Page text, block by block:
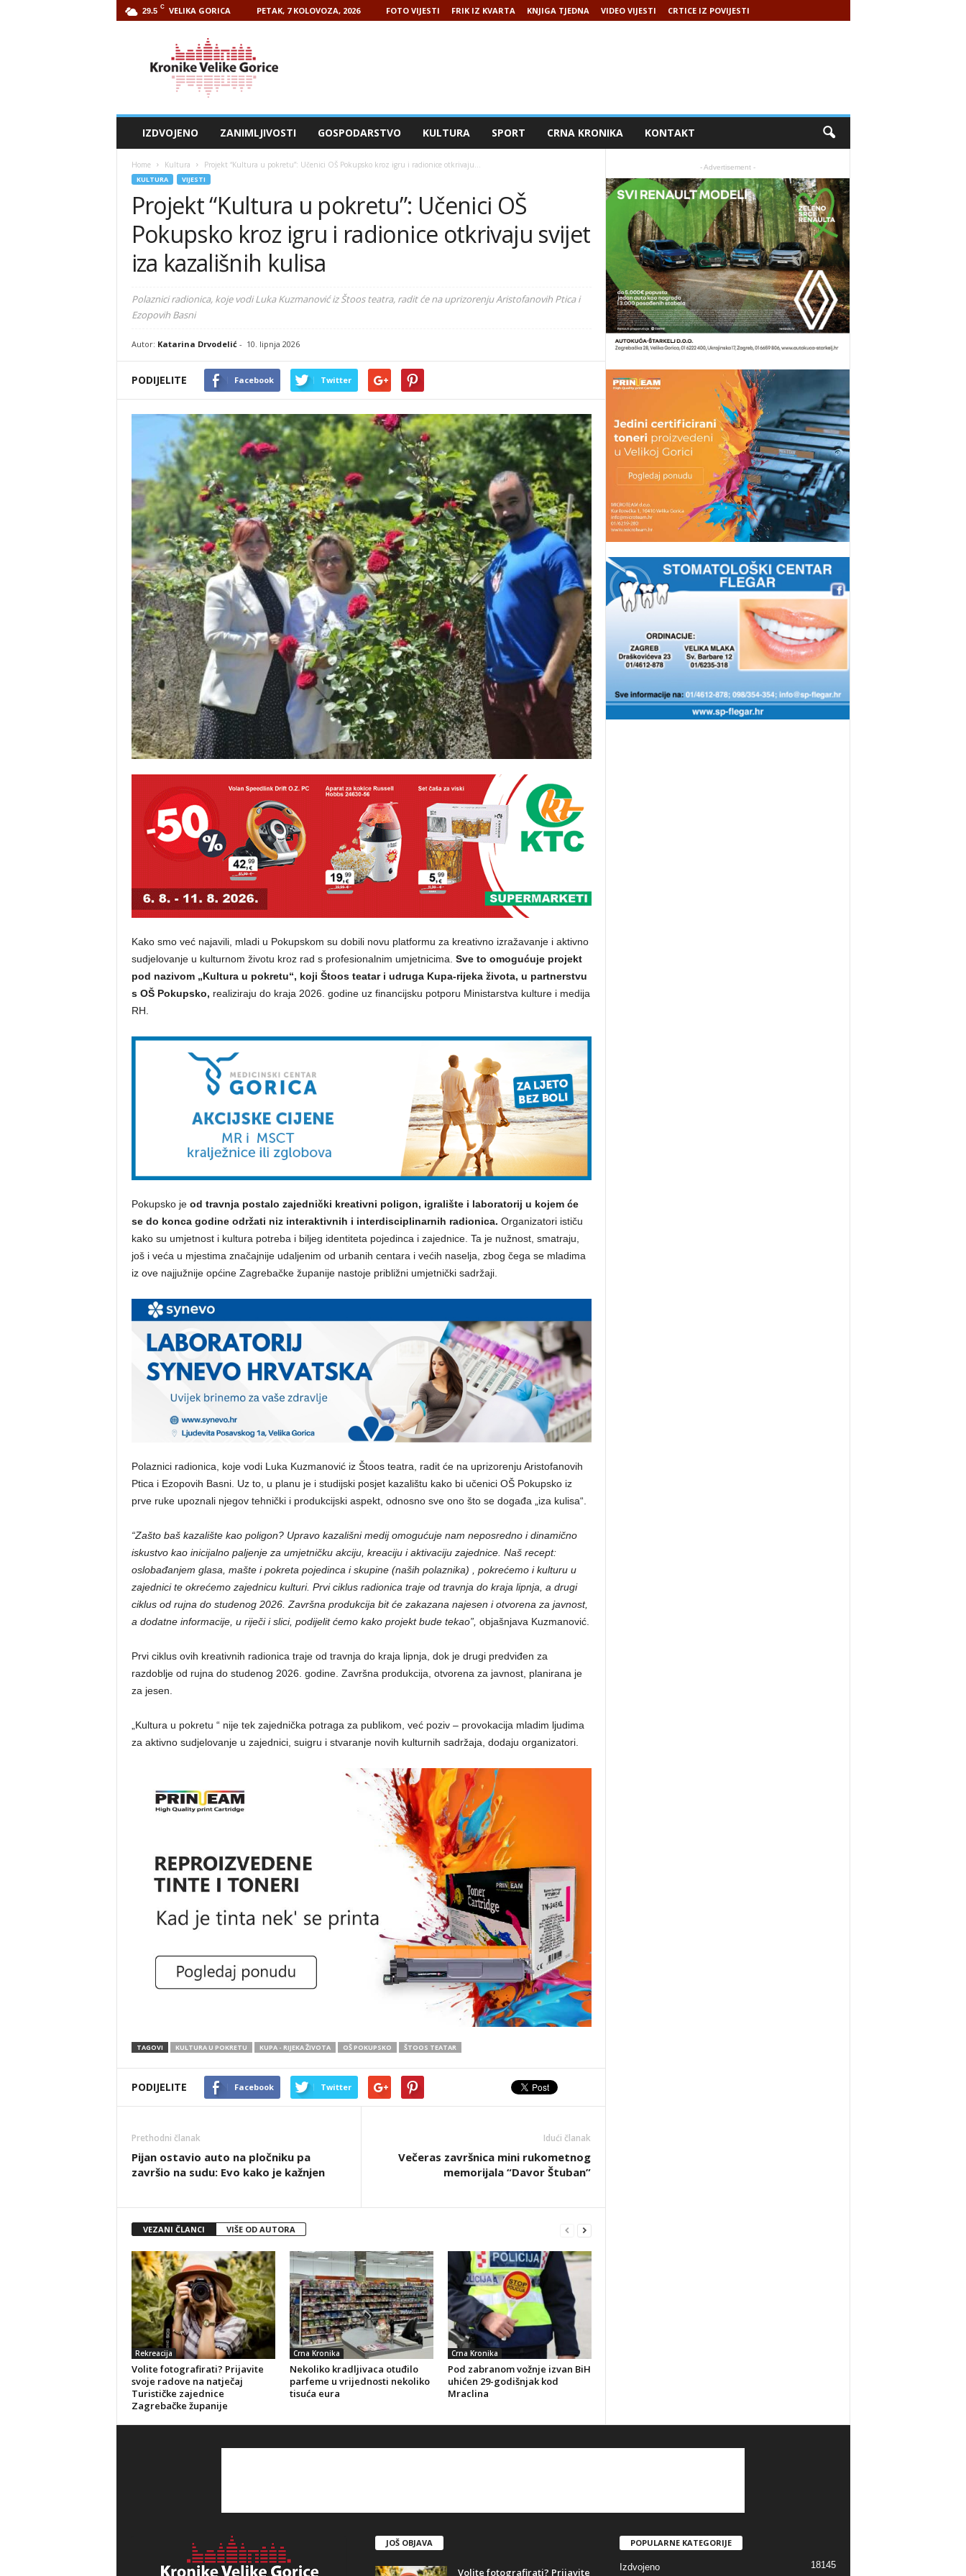
29.5 C VELIKA GORICA PETAK, 7 KOLOVOZA, 2026 FOTO VIJESTI FRIK IZ KVARTA KNJIGA TJEDNA VIDEO VIJESTI CRTICE IZ POVIJESTI
IZDVOJENO ZANIMLJIVOSTI GOSPODARSTVO KULTURA SPORT CRNA KRONIKA KONTAKT
Home Kultura Projekt “Kultura u pokretu”: Učenici OŠ Pokupsko kroz igru i radionice otkrivaju...
KULTURA VIJESTI
Projekt “Kultura u pokretu”: Učenici OŠ
Pokupsko kroz igru i radionice otkrivaju svijet
iza kazališnih kulisa
Polaznici radionica, koje vodi Luka Kuzmanović iz Štoos teatra, radit će na uprizorenju Aristofanovih Ptica i
Ezopovih Basni
Autor: Katarina Drvodelić- 10. lipnja 2026
PODIJELITE Facebook Twitter
Kako smo već najavili, mladi u Pokupskom su dobili novu platformu za kreativno izražavanje i aktivno
sudjelovanje u kulturnom životu kroz rad s profesionalnim umjetnicima. Sve to omogućuje projekt
pod nazivom „Kultura u pokretu“, koji Štoos teatar i udruga Kupa-rijeka života, u partnerstvu
s OŠ Pokupsko, realiziraju do kraja 2026. godine uz financijsku potporu Ministarstva kulture i medija
RH.
Pokupsko jeod travnja postalo zajednički kreativni poligon, igralište i laboratorij u kojem će
se do konca godine održati niz interaktivnih i interdisciplinarnih radionica. Organizatori ističu
kako su umjetnost i kultura potreba i biljeg identiteta pojedinca i zajednice. Ta je nužnost, smatraju,
još i veća u mjestima značajnije udaljenim od urbanih centara i većih naselja, zbog čega se mladima
iz ove najjužnije općine Zagrebačke županije nastoje približni umjetnički sadržaji.
Polaznici radionica, koje vodi Luka Kuzmanović iz Štoos teatra, radit će na uprizorenju Aristofanovih
Ptica i Ezopovih Basni. Uz to, u planu je i studijski posjet kazalištu kako bi učenici OŠ Pokupsko iz
prve ruke upoznali njegov tehnički i produkcijski aspekt, odnosno sve ono što se događa „iza kulisa“.
“Zašto baš kazalište kao poligon? Upravo kazališni medij omogućuje nam neposredno i dinamično
iskustvo kao inicijalno paljenje za umjetničku akciju, kreaciju i aktivaciju zajednice. Naš recept:
oslobađanjem glasa, mašte i pokreta pojedinca i skupine (naših polaznika) , pokrećemo i kulturu u
zajednici te okrećemo zajednicu kulturi. Prvi ciklus radionica traje od travnja do kraja lipnja, a drugi
ciklus od rujna do studenog 2026. Završna produkcija bit će zakazana najesen i otvorena za javnost,
a dodatne informacije, u riječi i slici, podijelit ćemo kako projekt bude tekao”, objašnjava Kuzmanović.
Prvi ciklus ovih kreativnih radionica traje od travnja do kraja lipnja, dok je drugi predviđen za
razdoblje od rujna do studenog 2026. godine. Završna produkcija, otvorena za javnost, planirana je
za jesen.
„Kultura u pokretu “ nije tek zajednička potraga za publikom, već poziv – provokacija mladim ljudima
za aktivno sudjelovanje u zajednici, suigru i stvaranje novih kulturnih sadržaja, dodaju organizatori.
TAGOVI KULTURA U POKRETU KUPA - RIJEKA ŽIVOTA OŠ POKUPSKO ŠTOOS TEATAR
PODIJELITE Facebook Twitter
Prethodni članak
Pijan ostavio auto na pločniku pa
završio na sudu: Evo kako je kažnjen
Idući članak
Večeras završnica mini rukometnog
memorijala “Davor Štuban”
VEZANI ČLANCI VIŠE OD AUTORA
Rekreacija
Volite fotografirati? Prijavite
svoje radove na natječaj
Turističke zajednice
Zagrebačke županije
Crna Kronika
Nekoliko kradljivaca otuđilo
parfeme u vrijednosti nekoliko
tisuća eura
Crna Kronika
Pod zabranom vožnje izvan BiH
uhićen 29-godišnjak kod
Mraclina
- Advertisement -
JOŠ OBJAVA
Volite fotografirati? Prijavite
POPULARNE KATEGORIJE
Izdvojeno 18145